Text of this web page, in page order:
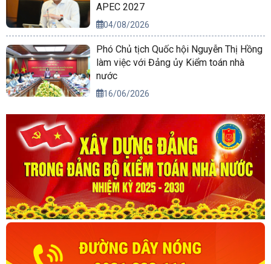
APEC 2027
04/08/2026
Phó Chủ tịch Quốc hội Nguyễn Thị Hồng
làm việc với Đảng ủy Kiểm toán nhà
nước
16/06/2026